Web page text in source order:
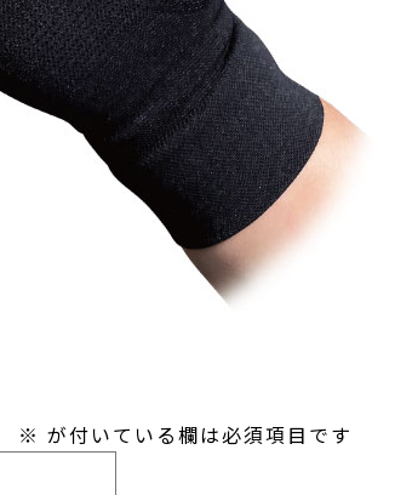
※ が付いている欄は必須項目です